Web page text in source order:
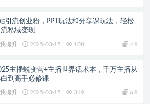
引流创业粉，PPT玩法和分享课玩法，轻松
流私域变现
提升 2025-03-15 108 4.9
主播蜕变营+主播世界话术本，千万主播从
到高手必修课
提升 2025-03-15 319 6.9